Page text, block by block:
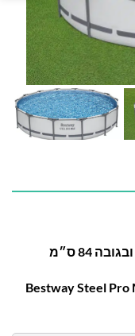
56595 – Bestway